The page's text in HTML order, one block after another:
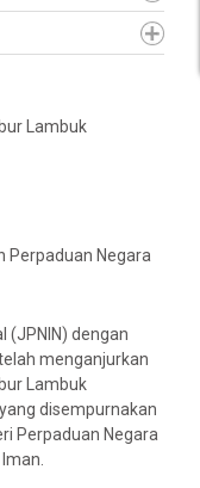
Lambuk
Perpaduan Negara
(JPNIN) dengan
menganjurkan
Lambuk
disempurnakan
Perpaduan Negara